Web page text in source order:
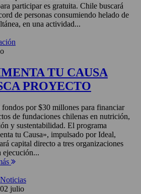
participar es gratuita. Chile buscará
de personas consumiendo helado de
en una actividad...
TU CAUSA
PROYECTO
por $30 millones para financiar
de fundaciones chilenas en nutrición,
y sustentabilidad. El programa
tu Causa», impulsado por Ideal,
capital directo a tres organizaciones
ejecución...
Noticias
02 julio